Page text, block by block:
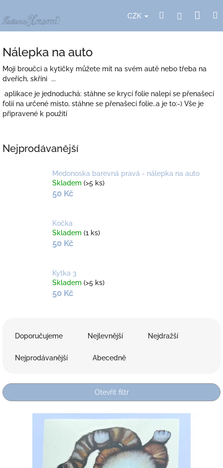
na
obsah
CZK HledatPřihlášení
Nálepka na auto
Moji broučci a kytičky můžete mít na svém autě nebo třeba na
dveřích, skříni ...
aplikace je jednoduchá: stáhne se krycí folie nalepí se přenašecí
folií na určené místo, stáhne se přenašecí folie..a je to:-) Vše je
připravené k použití
Nejprodávanější
Medonoska barevná pravá - nálepka na auto
Skladem (>5 ks)
50 Kč
Kočka
Skladem (1 ks)
50 Kč
Kytka 3
Skladem (>5 ks)
50 Kč
p
r
Doporučujeme Nejlevnější Nejdražší
Nejprodávanější Abecedně
Otevřít filtr